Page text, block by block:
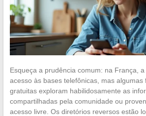
Esqueça a prudência comum: na França,
acesso às bases telefônicas, mas algumas
gratuitas exploram habilidosamente as
compartilhadas pela comunidade ou
acesso livre. Os diretórios reversos estão